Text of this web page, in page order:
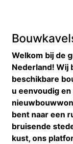
Welkom bij de
Nederland! Wij
beschikbare
u eenvoudig
bent naar een
bruisende
kust, ons